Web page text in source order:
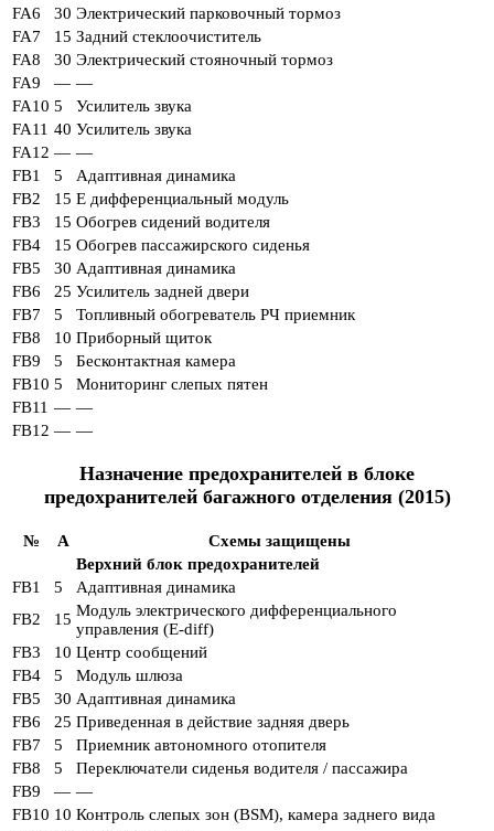
FA6 30 Электрический парковочный тормоз
FA7
15 Задний стеклоочиститель
FA8
30 Электрический стояночный тормоз
FA9
— —
FA10 5
Усилитель звука
FA11 40 Усилитель звука
FA12 — —
FB1
5
Адаптивная динамика
FB2
15 E дифференциальный модуль
FB3
15 Обогрев сидений водителя
FB4
15 Обогрев пассажирского сиденья
FB5
30 Адаптивная динамика
FB6
25 Усилитель задней двери
FB7
5
Топливный обогреватель РЧ приемник
FB8
10 Приборный щиток
FB9
5
Бесконтактная камера
FB10 5
Мониторинг слепых пятен
FB11 — —
FB12 — —
Назначение предохранителей в блоке
предохранителей багажного отделения (2015)
№ A
Схемы защищены
Верхний блок предохранителей
FB1
5
Адаптивная динамика
FB2
15 Модуль электрического дифференциального
управления (E-diff)
FB3
10 Центр сообщений
FB4
5
Модуль шлюза
FB5
30 Адаптивная динамика
FB6
25 Приведенная в действие задняя дверь
FB7
5
Приемник автономного отопителя
FB8
5
Переключатели сиденья водителя / пассажира
FB9
— —
FB10 10 Контроль слепых зон (BSM), камера заднего вида